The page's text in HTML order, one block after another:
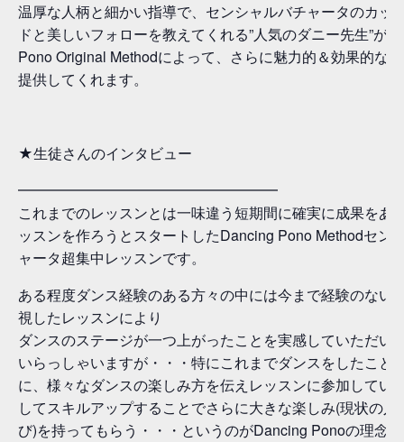
温厚な人柄と細かい指導で、センシャルバチャータのカッ
ドと美しいフォローを教えてくれる”人気のダニー先生”が
Pono Original Methodによって、さらに魅力的＆効果的な
提供してくれます。
★生徒さんのインタビュー
━━━━━━━━━━━━━━━━━━
これまでのレッスンとは一味違う短期間に確実に成果をあ
ッスンを作ろうとスタートしたDancing Pono Methodセン
ャータ超集中レッスンです。
ある程度ダンス経験のある方々の中には今まで経験のない
視したレッスンにより
ダンスのステージが一つ上がったことを実感していただい
いらっしゃいますが・・・特にこれまでダンスをしたこと
に、様々なダンスの楽しみ方を伝えレッスンに参加してい
してスキルアップすることでさらに大きな楽しみ(現状の
び)を持ってもらう・・・というのがDancing Ponoの理念